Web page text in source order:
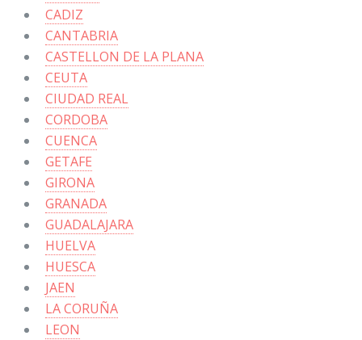
CADIZ
CANTABRIA
CASTELLON DE LA PLANA
CEUTA
CIUDAD REAL
CORDOBA
CUENCA
GETAFE
GIRONA
GRANADA
GUADALAJARA
HUELVA
HUESCA
JAEN
LA CORUÑA
LEON